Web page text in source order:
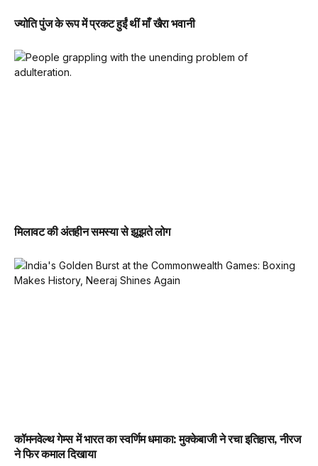
ज्योति पुंज के रूप में प्रकट हुईं थीं माँ खैरा भवानी
मिलावट की अंतहीन समस्या से झूझते लोग
कॉमनवेल्थ गेम्स में भारत का स्वर्णिम धमाका: मुक्केबाजी ने रचा इतिहास, नीरज
ने फिर कमाल दिखाया